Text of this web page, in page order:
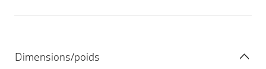
Dimensions/poids